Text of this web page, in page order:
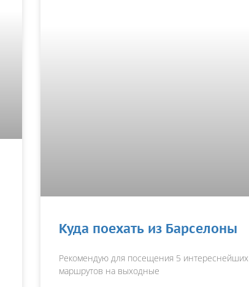
Куда поехать из Барселоны
Рекомендую для посещения 5 интереснейших
маршрутов на выходные